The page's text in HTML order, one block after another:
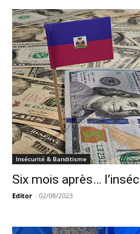
Insécurité & Banditisme
Six mois après…
Editor - 02/08/2023